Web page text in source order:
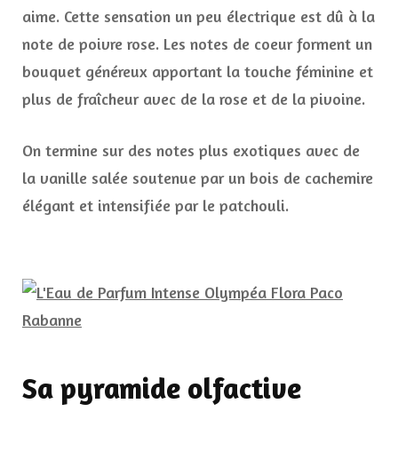
aime. Cette sensation un peu électrique est dû à la
note de poivre rose. Les notes de coeur forment un
bouquet généreux apportant la touche féminine et
plus de fraîcheur avec de la rose et de la pivoine.
On termine sur des notes plus exotiques avec de
la vanille salée soutenue par un bois de cachemire
élégant et intensifiée par le patchouli.
Sa pyramide olfactive